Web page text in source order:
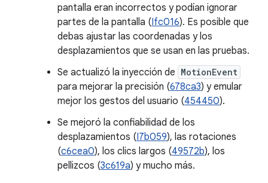
pantalla eran incorrectos y podían ignorar
partes de la pantalla (Ifc016). Es posible que
debas ajustar las coordenadas y los
desplazamientos que se usan en las pruebas.
Se actualizó la inyección de MotionEvent
para mejorar la precisión (678ca3) y emular
mejor los gestos del usuario (454450).
Se mejoró la confiabilidad de los
desplazamientos (I7b059), las rotaciones
(c6cea0), los clics largos (49572b), los
pellizcos (3c619a) y mucho más.